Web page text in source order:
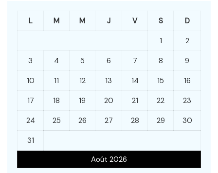
Août 2026
L M M J V S D
1 2
3 4 5 6 7 8 9
10 11 12 13 14 15 16
17 18 19 20 21 22 23
24 25 26 27 28 29 30
31